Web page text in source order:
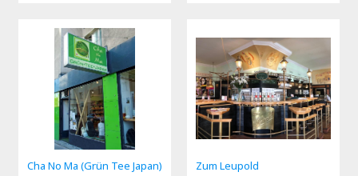
Cha No Ma (Grün Tee Japan) Zum Leupold